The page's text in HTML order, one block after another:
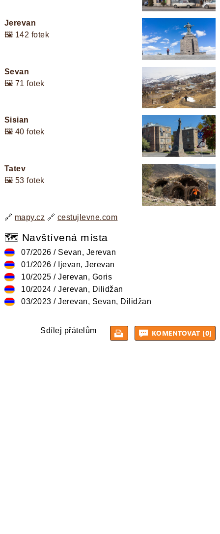
Jerevan
🖼️ 142 fotek
Sevan
🖼️ 71 fotek
Sisian
🖼️ 40 fotek
Tatev
🖼️ 53 fotek
🔗 mapy.cz 🔗 cestujlevne.com
🗺️ Navštívená místa
07/2026 / Sevan, Jerevan
01/2026 / Ijevan, Jerevan
10/2025 / Jerevan, Goris
10/2024 / Jerevan, Dilidžan
03/2023 / Jerevan, Sevan, Dilidžan
Sdílej přátelům